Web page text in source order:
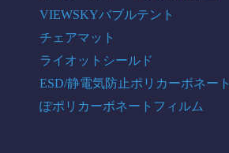
VIEWSKYバブルテント
チェアマット
ライオットシールド
ESD/静電気防止ポリカーボネート
ぽポリカーボネートフィルム